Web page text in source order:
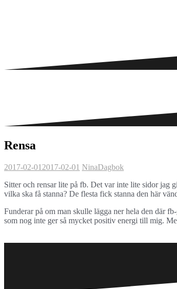
Rensa
2017-02-01 2017-02-01 NinaDagbok
Sitter och rensar lite på fb. Det var inte lite sidor jag
vilka ska få stanna? De flesta fick stanna den här
Funderar på om man skulle lägga ner hela den där
som nog inte ger så mycket positiv energi till mig.